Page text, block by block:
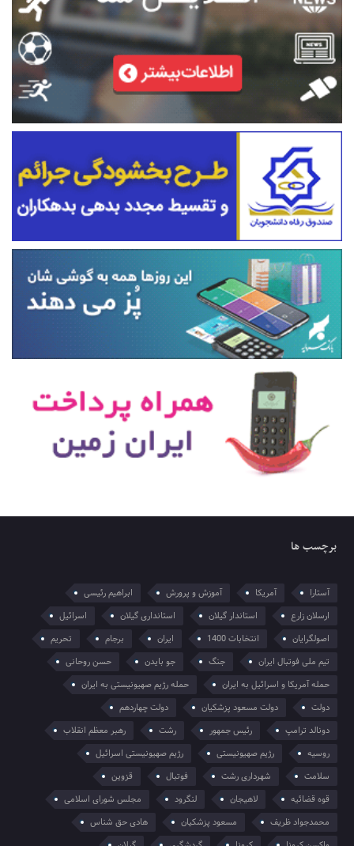
برچسب ها
آستارا آمریکا آموزش و پرورش
ابراهیم رئیسی
ارسلان زارع
استاندار گیلان استانداری گیلان
اسرائیل
اصولگرایان
انتخابات 1400 ایران برجام
تحریم
تیم ملی فوتبال ایران
جنگ جو بایدن
حسن روحانی
حمله آمریکا و اسرائیل به ایران
حمله رژیم صهیونیستی به ایران
دولت
دولت مسعود پزشکیان
دولت چهاردهم
دونالد ترامپ
رئیس جمهور رشت
رهبر معظم انقلاب
روسیه
رژیم صهیونیستی
رژیم صهیونیستی اسرائیل
سلامت
شهرداری رشت فوتبال
قزوین
قوه قضائیه
لاهیجان لنگرود
مجلس شورای اسلامی
محمدجواد ظریف
مسعود پزشکیان
هادی حق شناس